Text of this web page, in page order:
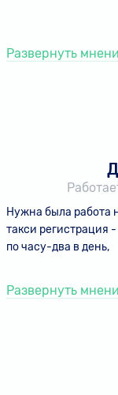
Развернуть
Нужна была работа
такси регистрация
по часу-два в день,
Развернуть